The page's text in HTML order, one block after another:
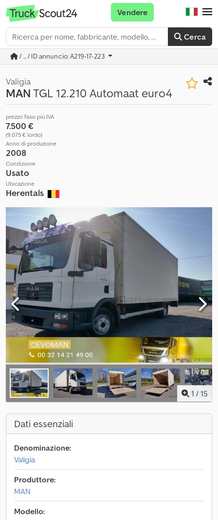
Cerca
Vendere
/ ... / ID annuncio: A219-17-223
Valigia
MANTGL 12.210 Automaat euro4
prezzo fisso più IVA
7.500 €
(9.075 € lordo)
Anno di produzione
2008
Condizione
Usato
Ubicazione
Herentals
1 / 15
Dati essenziali
Denominazione:
Valigia
Produttore:
MAN
Modello: